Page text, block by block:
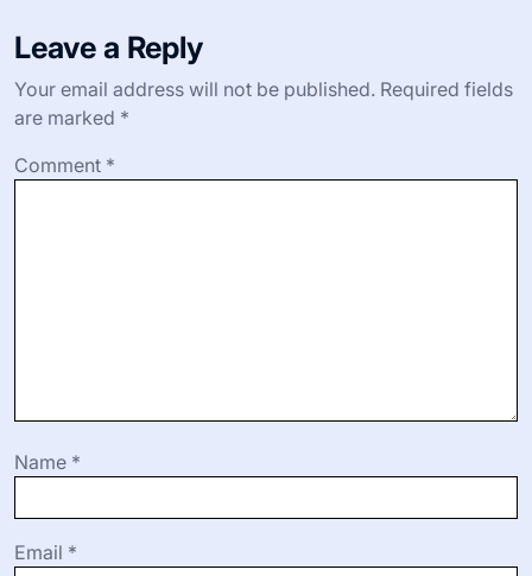
Leave a Reply
Your email address will not be published. Required fields
are marked *
Comment *
Name *
Email *